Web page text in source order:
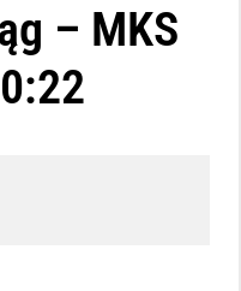
– MKS